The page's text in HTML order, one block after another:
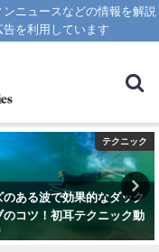
ニュースなどの情報を解説
を利用しています
テクニック
のある波で効果的なダック
のコツ！初耳テクニック動